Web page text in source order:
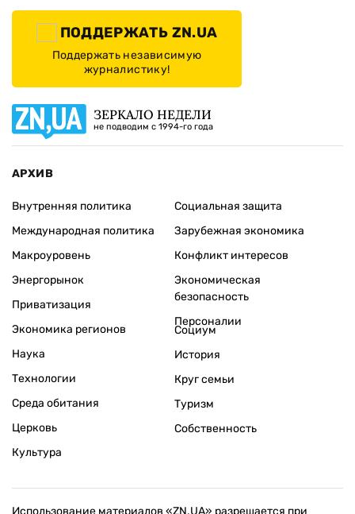
ПОДДЕРЖАТЬ ZN.UA
Поддержать независимую
журналистику!
ЗЕРКАЛО НЕДЕЛИ
не подводим с 1994-го года
АРХИВ
Внутренняя политика
Международная политика
Макроуровень
Энергорынок
Приватизация
Экономика регионов
Социальная защита
Зарубежная экономика
Конфликт интересов
Экономическая
безопасность
Персоналии
Наука
Технологии
Среда обитания
Церковь
Культура
Социум
История
Круг семьи
Туризм
Собственность